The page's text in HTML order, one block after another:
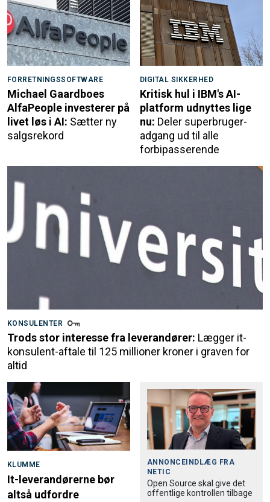
FORRETNINGSSOFTWARE
Michael Gaardboes
AlfaPeople investerer på
livet løs i AI: Sætter ny
salgsrekord
DIGITAL SIKKERHED
Kritisk hul i IBM's AI-
platform udnyttes lige
nu: Deler superbruger-
adgang ud til alle
forbipasserende
KONSULENTER
Trods stor interesse fra leverandører: Lægger it-
konsulent-aftale til 125 millioner kroner i graven for
altid
KLUMME
It-leverandørerne bør
altså udfordre
ANNONCEINDLÆG FRA
NETIC
Open Source skal give det
offentlige kontrollen tilbage